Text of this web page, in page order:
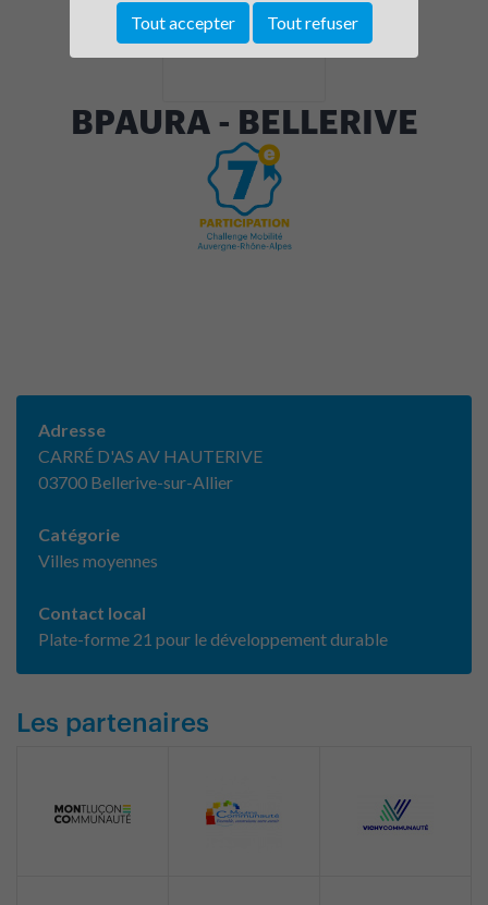
BPAURA - BELLERIVE
Adresse
CARRÉ D'AS AV HAUTERIVE
03700 Bellerive-sur-Allier
Catégorie
Villes moyennes
Contact local
Plate-forme 21 pour le développement durable
Les partenaires
Tout accepter Tout refuser